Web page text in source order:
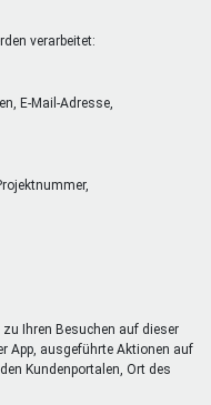
verarbeitet:
E-Mail-Adresse,
Ihren Besuchen auf dieser
App, ausgeführte Aktionen auf
Kundenportalen, Ort des